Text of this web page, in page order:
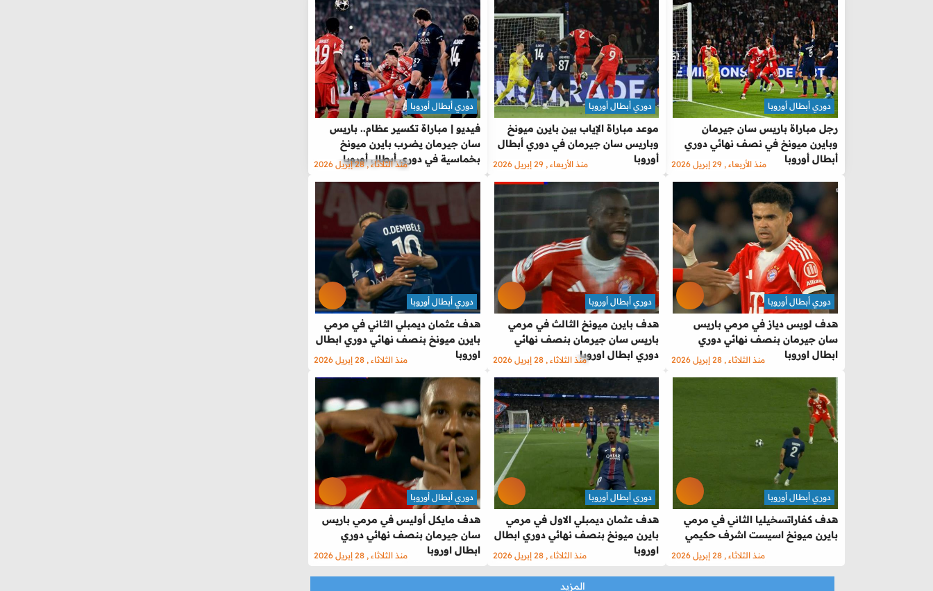
رجل مباراة باريس سان جيرمان
وبايرن ميونخ في نصف نهائي دوري
أبطال أوروبا
دوري أبطال أوروبا
منذ الأربعاء , 29 إبريل 2026
موعد مباراة الإياب بين بايرن ميونخ
وباريس سان جيرمان في دوري أبطال
أوروبا
دوري أبطال أوروبا
منذ الأربعاء , 29 إبريل 2026
فيديو | مباراة تكسير عظام.. باريس
سان جيرمان يضرب بايرن ميونخ
بخماسية في دوري أبطال أوروبا
دوري أبطال أوروبا
منذ الثلاثاء , 28 إبريل 2026
هدف لويس دياز في مرمي باريس
سان جيرمان بنصف نهائي دوري
ابطال اوروبا
دوري أبطال أوروبا
منذ الثلاثاء , 28 إبريل 2026
هدف بايرن ميونخ الثالث في مرمي
باريس سان جيرمان بنصف نهائي
دوري ابطال اوروبا
دوري أبطال أوروبا
منذ الثلاثاء , 28 إبريل 2026
هدف عثمان ديمبلي الثاني في مرمي
بايرن ميونخ بنصف نهائي دوري ابطال
اوروبا
دوري أبطال أوروبا
منذ الثلاثاء , 28 إبريل 2026
هدف كفاراتسخيليا الثاني في مرمي
بايرن ميونخ اسيست اشرف حكيمي
دوري أبطال أوروبا
منذ الثلاثاء , 28 إبريل 2026
هدف عثمان ديمبلي الاول في مرمي
بايرن ميونخ بنصف نهائي دوري ابطال
اوروبا
دوري أبطال أوروبا
منذ الثلاثاء , 28 إبريل 2026
هدف مايكل أوليس في مرمي باريس
سان جيرمان بنصف نهائي دوري
ابطال اوروبا
دوري أبطال أوروبا
منذ الثلاثاء , 28 إبريل 2026
المزيد